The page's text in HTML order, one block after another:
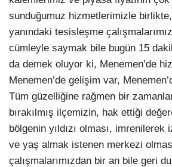
sunduğumuz hizmetlerimizle
yanındaki tesisleşme
cümleyle saymak bile bugün 15
da demek oluyor ki, Menemen’de
Menemen’de gelişim var,
Tüm güzelliğine rağmen bir
bırakılmış ilçemizin, hak ettiği
bölgenin yıldızı olması,
ve yaş almak istenen merkezi
çalışmalarımızdan bir an bile geri